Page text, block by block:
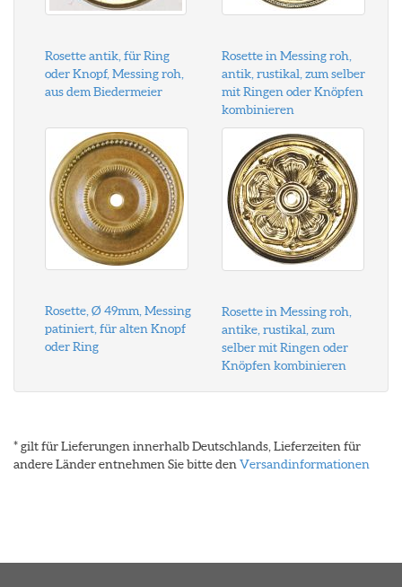
Rosette antik, für Ring
oder Knopf, Messing roh,
aus dem Biedermeier
Rosette in Messing roh,
antik, rustikal, zum selber
mit Ringen oder Knöpfen
kombinieren
Rosette, Ø 49mm, Messing
patiniert, für alten Knopf
oder Ring
Rosette in Messing roh,
antike, rustikal, zum
selber mit Ringen oder
Knöpfen kombinieren
* gilt für Lieferungen innerhalb Deutschlands, Lieferzeiten für
andere Länder entnehmen Sie bitte den Versandinformationen